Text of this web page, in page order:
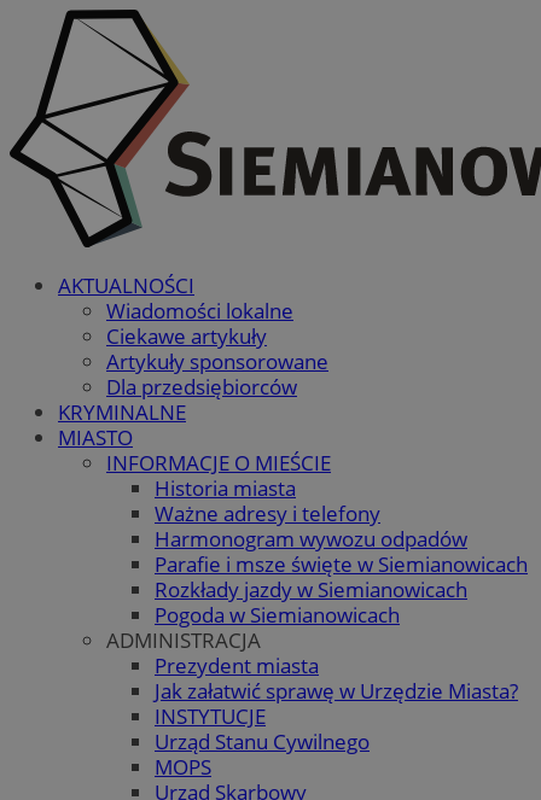
AKTUALNOŚCI
Wiadomości lokalne
Ciekawe artykuły
Artykuły sponsorowane
Dla przedsiębiorców
KRYMINALNE
MIASTO
INFORMACJE O MIEŚCIE
Historia miasta
Ważne adresy i telefony
Harmonogram wywozu odpadów
Parafie i msze święte w Siemianowicach
Rozkłady jazdy w Siemianowicach
Pogoda w Siemianowicach
ADMINISTRACJA
Prezydent miasta
Jak załatwić sprawę w Urzędzie Miasta?
INSTYTUCJE
Urząd Stanu Cywilnego
MOPS
Urząd Skarbowy